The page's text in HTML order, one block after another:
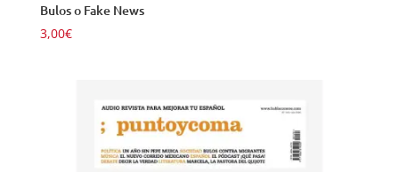
Bulos o Fake News
3,00€